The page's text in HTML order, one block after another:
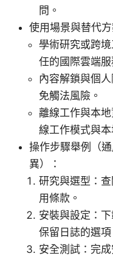
問。
使用場景與替代方
學術研究或跨
任的國際雲端服
內容解鎖與個
免觸法風險。
離線工作與本
線工作模式與本
操作步驟舉例（
異）：
研究與選型：
用條款。
安裝與設定：
保留日誌的選項
安全測試：完